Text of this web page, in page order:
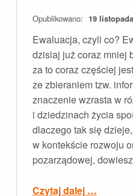
Opublikowano: 19
Ewaluacja, czyli co?
dzisiaj już coraz mniej
za to coraz częściej
ze zbieraniem tzw.
znaczenie wzrasta w
i dziedzinach życia
dlaczego tak się
w kontekście rozwoju
pozarządowej,
Czytaj dalej …